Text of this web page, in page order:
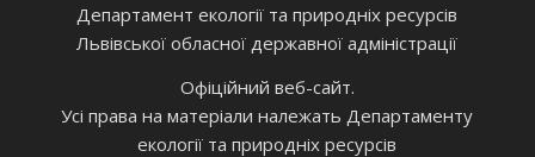
Департамент екології та природніх ресурсів
Львівської обласної державної адміністрації
Офіційний веб-сайт.
Усі права на матеріали належать Департаменту
екології та природніх ресурсів